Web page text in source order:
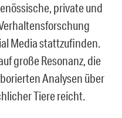
private und
Media stattzufinden.
große Resonanz, die
Analysen über
Tiere reicht.